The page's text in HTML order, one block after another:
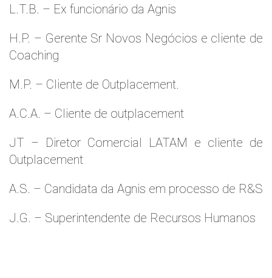
L.T.B. – Ex funcionário da Agnis
H.P. – Gerente Sr Novos Negócios e cliente de
Coaching
M.P. – Cliente de Outplacement.
A.C.A. – Cliente de outplacement
JT – Diretor Comercial LATAM e cliente de
Outplacement
A.S. – Candidata da Agnis em processo de R&S
J.G. – Superintendente de Recursos Humanos